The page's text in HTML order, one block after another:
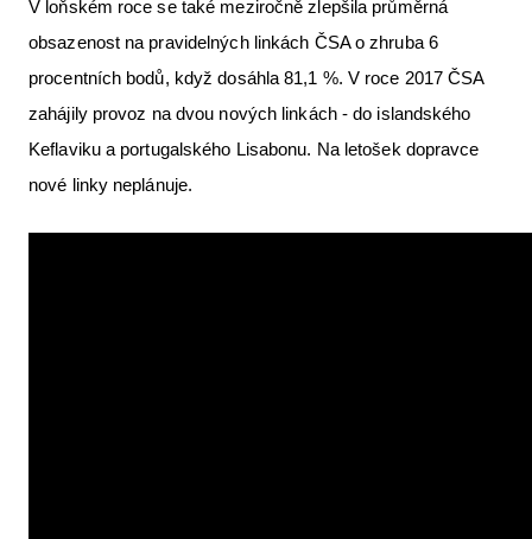
V loňském roce se také meziročně zlepšila průměrná
obsazenost na pravidelných linkách ČSA o zhruba 6
procentních bodů, když dosáhla 81,1 %. V roce 2017 ČSA
zahájily provoz na dvou nových linkách - do islandského
Keflaviku a portugalského Lisabonu. Na letošek dopravce
nové linky neplánuje.